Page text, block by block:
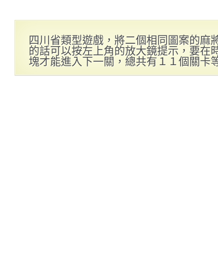
四川省類型遊戲，將二個相同圖案的麻
的話可以按左上角的放大鏡提示，要在
塊才能進入下一關，總共有１１個關卡